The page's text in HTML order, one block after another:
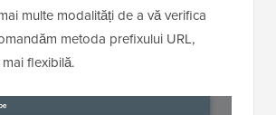
multe modalități de a vă verifica
metoda prefixului URL,
flexibilă.